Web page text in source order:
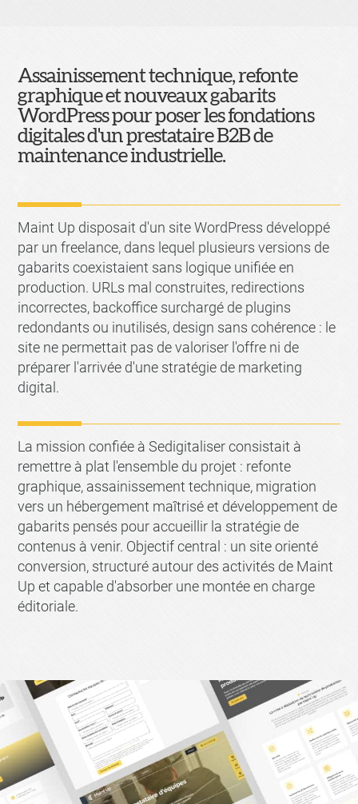
Assainissement technique, refonte
graphique et nouveaux gabarits
WordPress pour poser les fondations
digitales d'un prestataire B2B de
maintenance industrielle.
Maint Up disposait d'un site WordPress développé
par un freelance, dans lequel plusieurs versions de
gabarits coexistaient sans logique unifiée en
production. URLs mal construites, redirections
incorrectes, backoffice surchargé de plugins
redondants ou inutilisés, design sans cohérence : le
site ne permettait pas de valoriser l'offre ni de
préparer l'arrivée d'une stratégie de marketing
digital.
La mission confiée à Sedigitaliser consistait à
remettre à plat l'ensemble du projet : refonte
graphique, assainissement technique, migration
vers un hébergement maîtrisé et développement de
gabarits pensés pour accueillir la stratégie de
contenus à venir. Objectif central : un site orienté
conversion, structuré autour des activités de Maint
Up et capable d'absorber une montée en charge
éditoriale.